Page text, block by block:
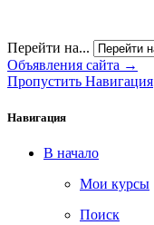
Перейти на...
Объявления сайта →
Пропустить Навигация
Навигация
В начало
Мои курсы
Поиск